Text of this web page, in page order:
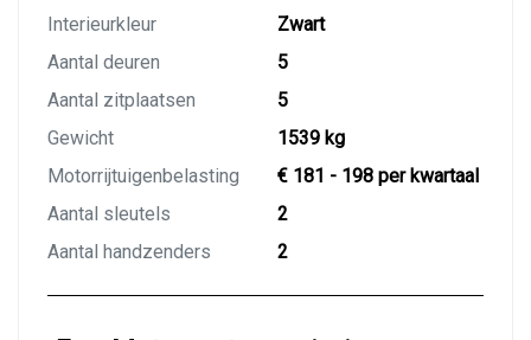
Interieurkleur
Zwart
Aantal deuren
5
Aantal zitplaatsen
5
Gewicht
1539 kg
Motorrijtuigenbelasting
€ 181 - 198 per kwartaal
Aantal sleutels
2
Aantal handzenders
2